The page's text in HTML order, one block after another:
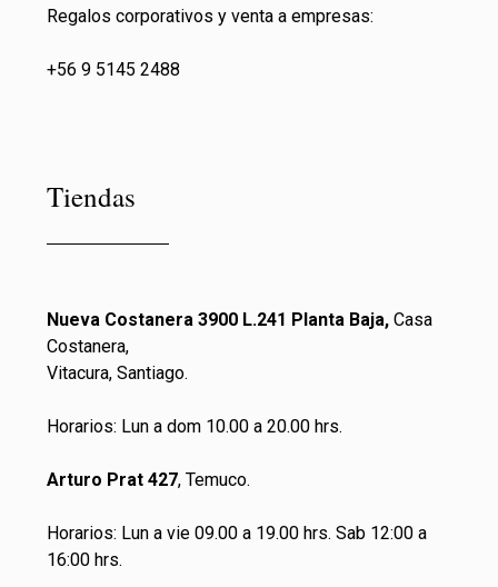
Regalos corporativos y venta a empresas:
+56 9 5145 2488
Tiendas
Nueva Costanera 3900 L.241 Planta Baja, Casa
Costanera,
Vitacura, Santiago.
Horarios: Lun a dom 10.00 a 20.00 hrs.
Arturo Prat 427, Temuco.
Horarios: Lun a vie 09.00 a 19.00 hrs. Sab 12:00 a
16:00 hrs.